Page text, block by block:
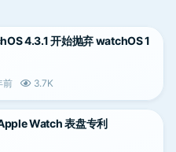
4.3.1 开始抛弃 watchOS 1
前 3.7K
Watch 表盘专利